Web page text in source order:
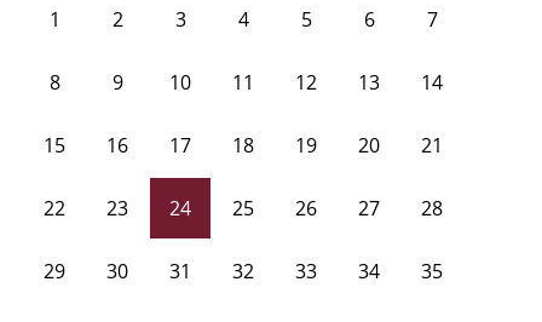
1 2 3 4 5 6 7
8 9 10 11 12 13 14
15 16 17 18 19 20 21
22 23 24 25 26 27 28
29 30 31 32 33 34 35